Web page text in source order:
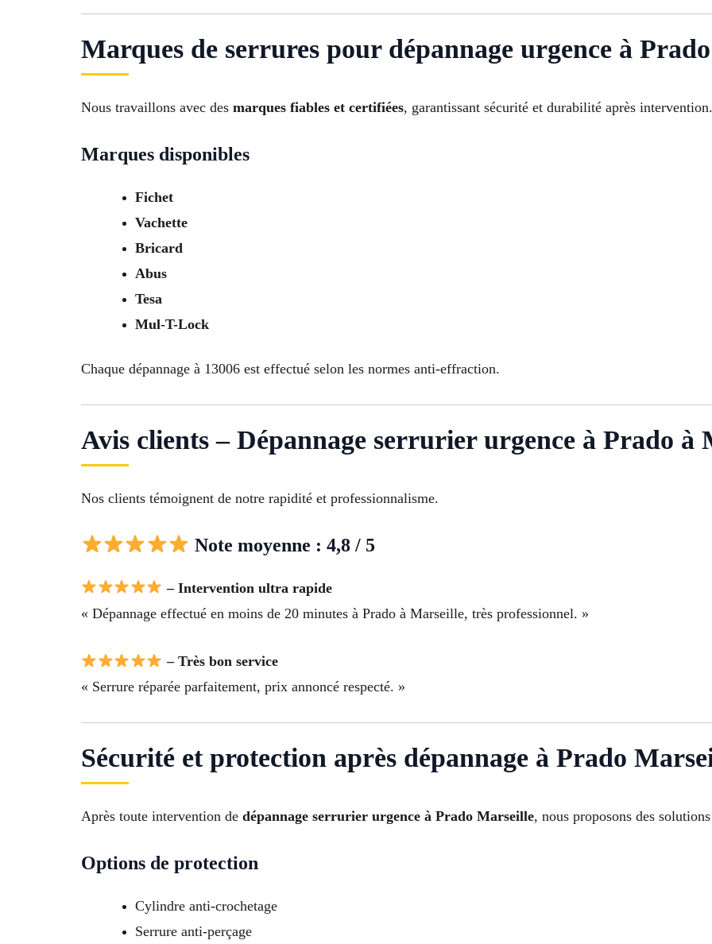
Marques de serrures pour dépannage urgence à
Nous travaillons avec des marques fiables et certifiées, garantissant sécurité et durabilité après intervention.
Marques disponibles
Fichet
Vachette
Bricard
Abus
Tesa
Mul-T-Lock
Chaque dépannage à 13006 est effectué selon les normes anti-effraction.
Avis clients – Dépannage serrurier urgence à Prado à
Nos clients témoignent de notre rapidité et professionnalisme.
Note moyenne : 4,8 / 5
– Intervention ultra rapide
« Dépannage effectué en moins de 20 minutes à Prado à Marseille, très professionnel. »
– Très bon service
« Serrure réparée parfaitement, prix annoncé respecté. »
Sécurité et protection après dépannage à Prado
Après toute intervention de dépannage serrurier urgence à Prado Marseille, nous proposons des
Options de protection
Cylindre anti-crochetage
Serrure anti-perçage